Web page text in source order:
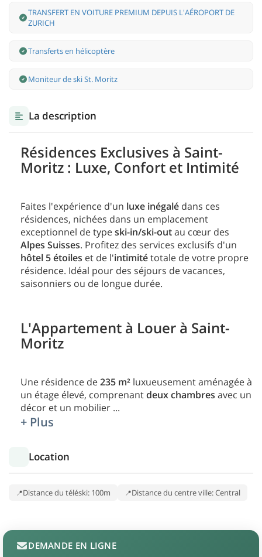
TRANSFERT EN VOITURE PREMIUM DEPUIS L'AÉROPORT DE
ZURICH
Transferts en hélicoptère
Moniteur de ski St. Moritz
La description
Résidences Exclusives à Saint-
Moritz : Luxe, Confort et Intimité
Faites l'expérience d'un luxe inégalé dans ces
résidences, nichées dans un emplacement
exceptionnel de typeski-in/ski-outau cœur des
Alpes Suisses. Profitez des services exclusifs d'un
hôtel 5 étoiles et de l'intimitétotale de votre propre
résidence. Idéal pour des séjours de vacances,
saisonniers ou de longue durée.
L'Appartement à Louer à Saint-
Moritz
Une résidence de235 m² luxueusement aménagée à
un étage élevé, comprenantdeux chambres avec un
décor et un mobilier ...
+ Plus
Location
Distance du téléski: 100m Distance du centre ville: Central
DEMANDE EN LIGNE